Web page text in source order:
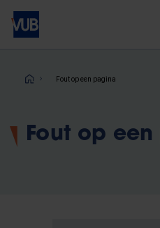
Overslaan
naar
inhoud
Fout op een pagina
Fout op